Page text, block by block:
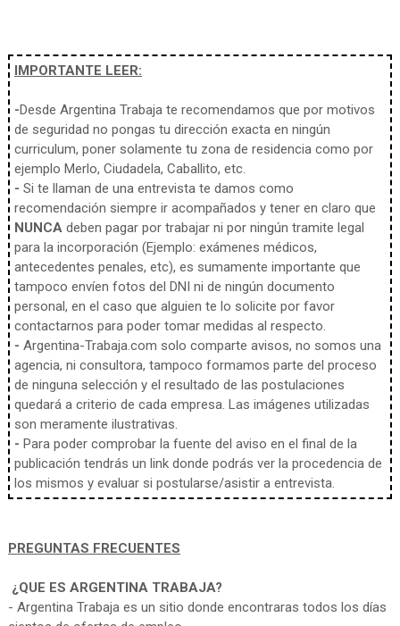
IMPORTANTE LEER:
-Desde Argentina Trabaja te recomendamos que por motivos
de seguridad no pongas tu dirección exacta en ningún
curriculum, poner solamente tu zona de residencia como por
ejemplo Merlo, Ciudadela, Caballito, etc.
- Si te llaman de una entrevista te damos como
recomendación siempre ir acompañados y tener en claro que
NUNCAdeben pagar por trabajar ni por ningún tramite legal
para la incorporación (Ejemplo: exámenes médicos,
antecedentes penales, etc), es sumamente importante que
tampoco envíen fotos del DNI ni de ningún documento
personal, en el caso que alguien te lo solicite por favor
contactarnos para poder tomar medidas al respecto.
- Argentina-Trabaja.com solo comparte avisos, no somos una
agencia, ni consultora, tampoco formamos parte del proceso
de ninguna selección y el resultado de las postulaciones
quedará a criterio de cada empresa. Las imágenes utilizadas
son meramente ilustrativas.
- Para poder comprobar la fuente del aviso en el final de la
publicación tendrás un link donde podrás ver la procedencia de
los mismos y evaluar si postularse/asistir a entrevista.
PREGUNTAS FRECUENTES
¿QUE ES ARGENTINA TRABAJA?
- Argentina Trabaja es un sitio donde encontraras todos los días